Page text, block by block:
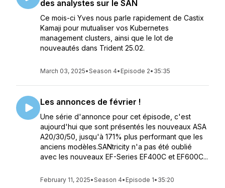
des analystes sur le SAN
Ce mois-ci Yves nous parle rapidement de Castix
Kamaji pour mutualiser vos Kubernetes
management clusters, ainsi que le lot de
nouveautés dans Trident 25.02.
March 03, 2025•Season 4• Episode 2• 35:35
Les annonces de février !
Une série d'annonce pour cet épisode, c'est
aujourd'hui que sont présentés les nouveaux ASA
A20/30/50, jusqu'à 171% plus performant que les
anciens modèles.SANtricity n'a pas été oublié
avec les nouveaux EF-Series EF400C et EF600C...
February 11, 2025•Season 4• Episode 1• 35:20